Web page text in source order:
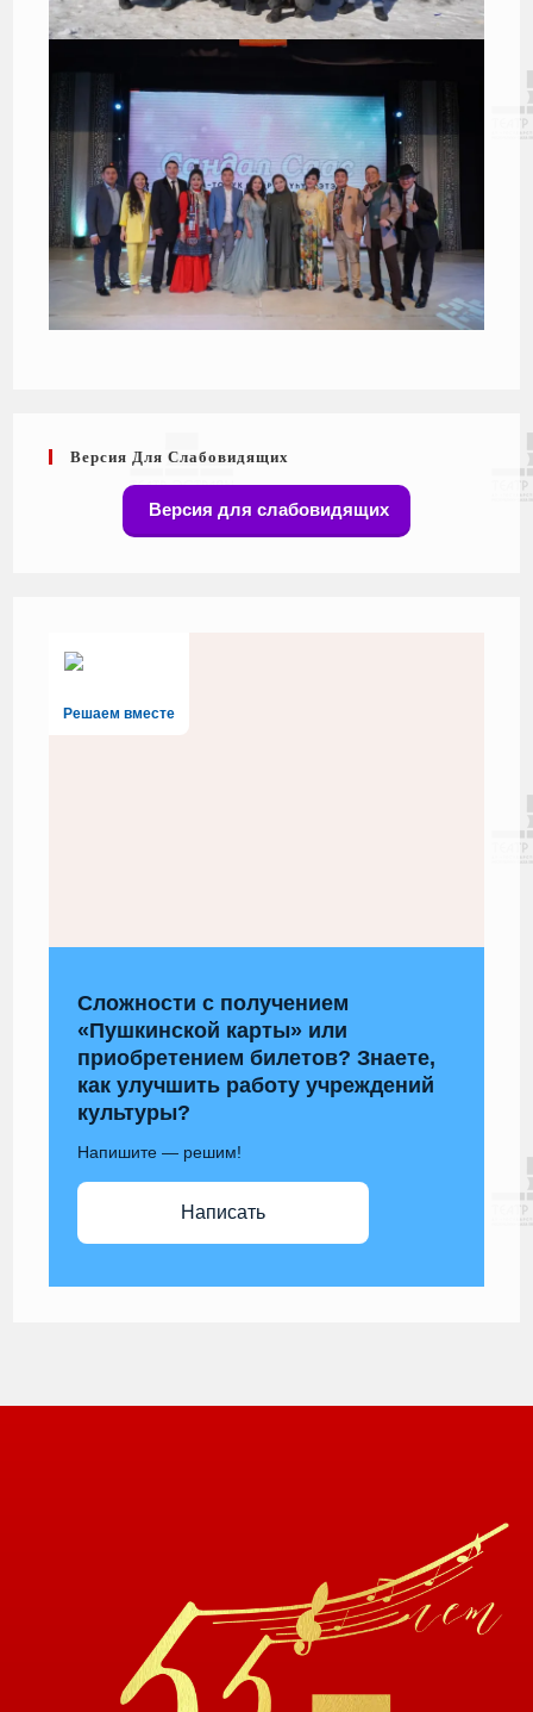
Версия Для Слабовидящих
Версия для слабовидящих
Решаем вместе
Сложности с получением
«Пушкинской карты» или
приобретением билетов? Знаете,
как улучшить работу учреждений
культуры?
Напишите — решим!
Написать